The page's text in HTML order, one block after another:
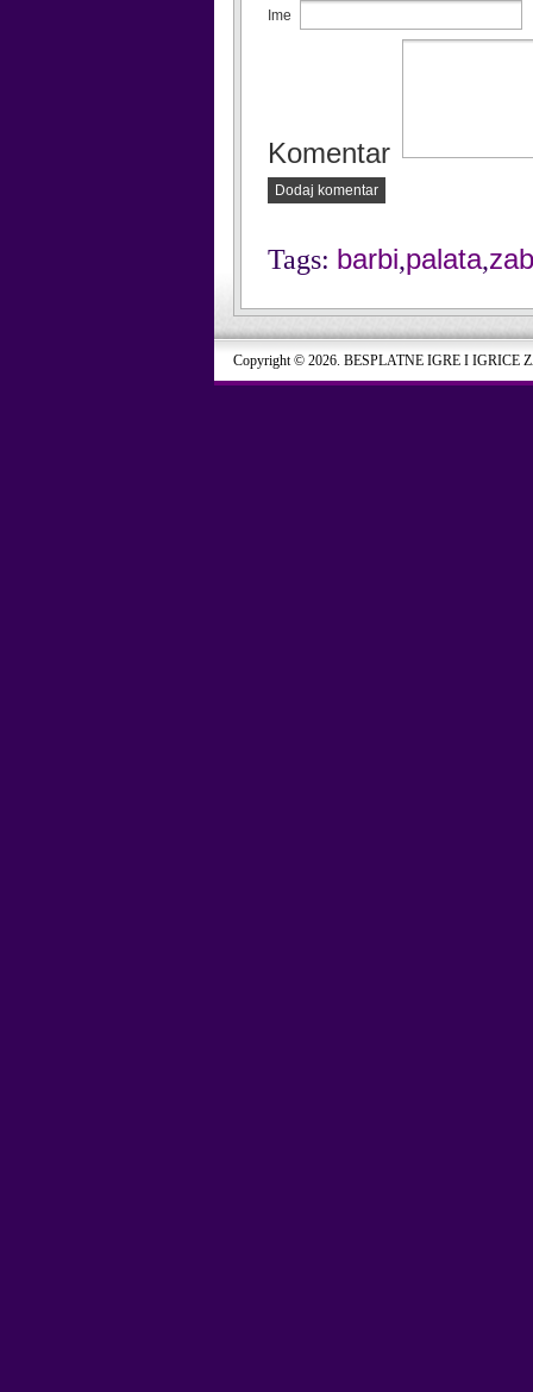
Ime
Komentar
Dodaj komentar
Tags: barbi,palata,
Copyright © 2026. BESPLATNE IGRE I IGRICE